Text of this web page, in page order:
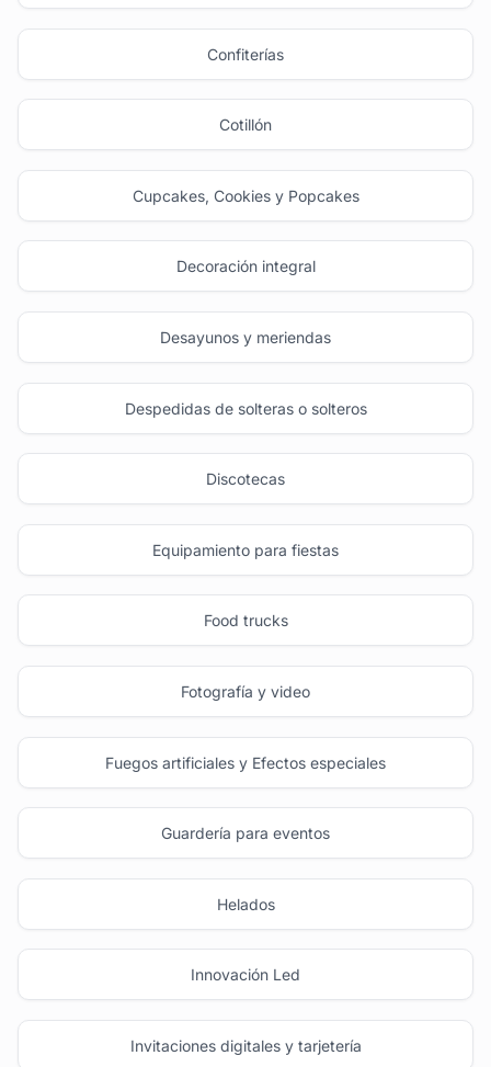
Confiterías
Cotillón
Cupcakes, Cookies y Popcakes
Decoración integral
Desayunos y meriendas
Despedidas de solteras o solteros
Discotecas
Equipamiento para fiestas
Food trucks
Fotografía y video
Fuegos artificiales y Efectos especiales
Guardería para eventos
Helados
Innovación Led
Invitaciones digitales y tarjetería